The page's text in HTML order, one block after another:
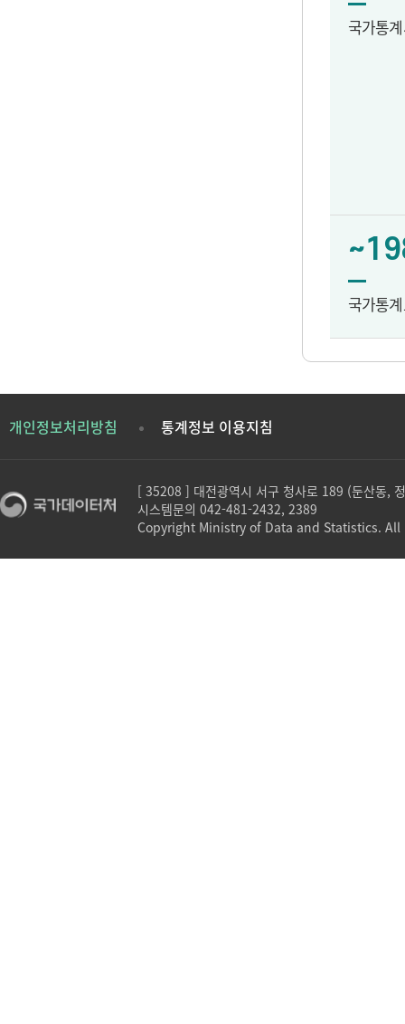
국가통
국가통
개인정보처리방침 통계정보 이용지침
[ 35208 ] 대전광역시 서구 청사로 189 (둔산동,
시스템문의 042-481-2432, 2389
Copyright Ministry of Data and Statistics.